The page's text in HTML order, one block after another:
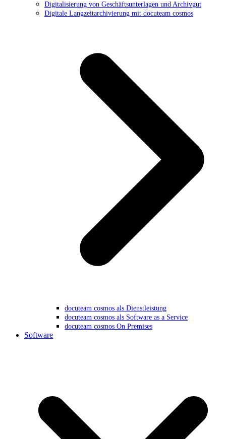
Digitalisierung von Geschäftsunterlagen und Archivgut
Digitale Langzeitarchivierung mit docuteam cosmos
docuteam cosmos als Dienstleistung
docuteam cosmos als Software as a Service
docuteam cosmos On Premises
Software